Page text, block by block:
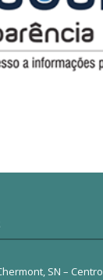
SN – Centro